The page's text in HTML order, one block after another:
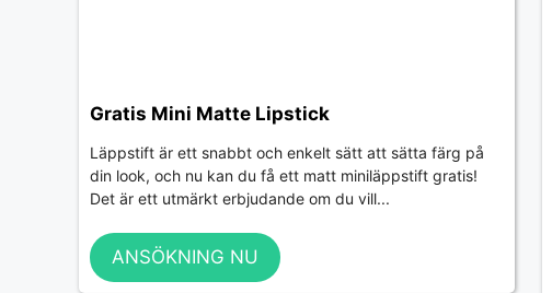
Gratis Mini Matte Lipstick
Läppstift är ett snabbt och enkelt sätt att sätta färg på
din look, och nu kan du få ett matt miniläppstift gratis!
Det är ett utmärkt erbjudande om du vill...
ANSÖKNING NU